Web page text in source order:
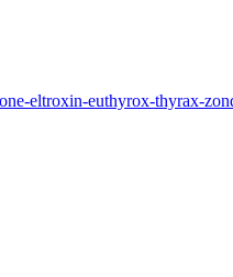
eltroxin-euthyrox-thyrax-